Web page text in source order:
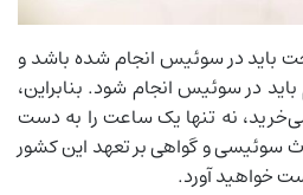
ساخت باید در سوئیس انجام شده باشد و
در سوئیس انجام شود. بنابراین،
نه تنها یک ساعت را به دست
سوئیسی و گواهی بر تعهد این کشور
خواهید آورد.